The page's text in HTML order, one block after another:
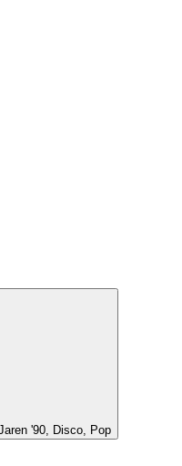
'90, Disco, Pop